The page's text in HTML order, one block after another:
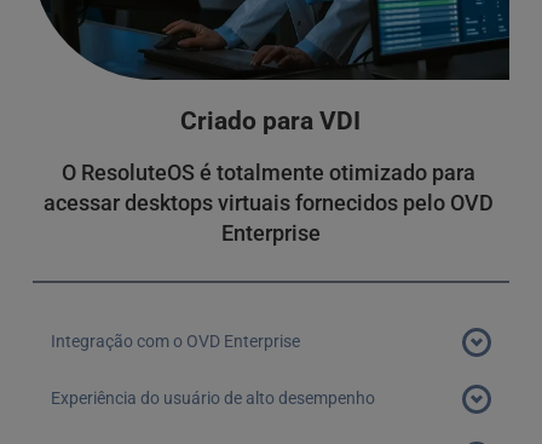
Criado para VDI
O ResoluteOS é totalmente otimizado para
acessar desktops virtuais fornecidos pelo OVD
Enterprise
Integração com o OVD Enterprise
O ResoluteOS foi desenvolvido especificamente para
Experiência do usuário de alto desempenho